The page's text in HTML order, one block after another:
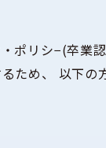
ポリシ−(卒業
ため、 以下